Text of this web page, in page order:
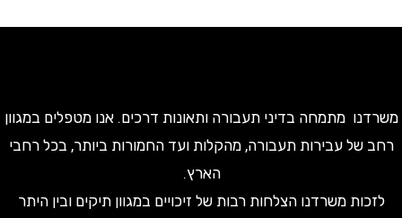
מתמחה בדיני תעבורה ותאונות דרכים. אנו מטפלים במגוון
עבירות תעבורה, מהקלות ועד החמורות ביותר, בכל רחבי
הארץ.
משרדנו הצלחות רבות של זיכויים במגוון תיקים ובין היתר